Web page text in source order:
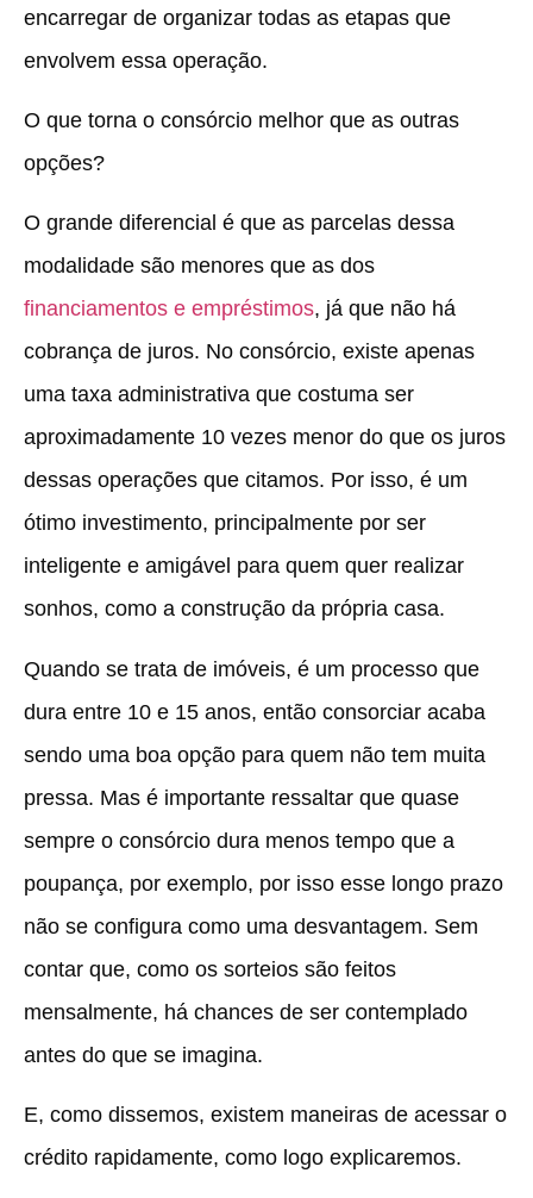
encarregar de organizar todas as etapas que
envolvem essa operação.
O que torna o consórcio melhor que as outras
opções?
O grande diferencial é que as parcelas dessa
modalidade são menores que as dos
financiamentos e empréstimos, já que não há
cobrança de juros. No consórcio, existe apenas
uma taxa administrativa que costuma ser
aproximadamente 10 vezes menor do que os juros
dessas operações que citamos. Por isso, é um
ótimo investimento, principalmente por ser
inteligente e amigável para quem quer realizar
sonhos, como a construção da própria casa.
Quando se trata de imóveis, é um processo que
dura entre 10 e 15 anos, então consorciar acaba
sendo uma boa opção para quem não tem muita
pressa. Mas é importante ressaltar que quase
sempre o consórcio dura menos tempo que a
poupança, por exemplo, por isso esse longo prazo
não se configura como uma desvantagem. Sem
contar que, como os sorteios são feitos
mensalmente, há chances de ser contemplado
antes do que se imagina.
E, como dissemos, existem maneiras de acessar o
crédito rapidamente, como logo explicaremos.